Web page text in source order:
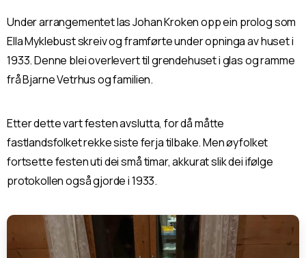
Under arrangementet las Johan Kroken opp ein prolog som
Ella Myklebust skreiv og framførte under opninga av huset i
1933. Denne blei overlevert til grendehuset i glas og ramme
frå Bjarne Vetrhus og familien.
Etter dette vart festen avslutta, for då måtte
fastlandsfolket rekke siste ferja tilbake. Men øyfolket
fortsette festen uti dei små timar, akkurat slik dei ifølge
protokollen også gjorde i 1933.